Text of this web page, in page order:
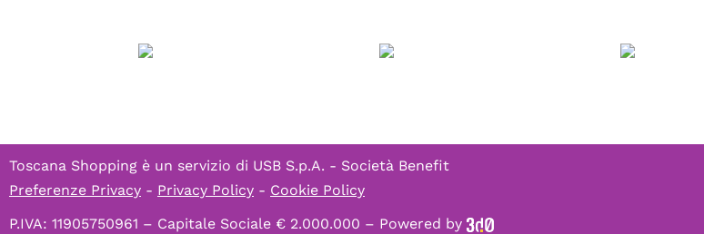
Toscana Shopping è un servizio di USB S.p.A. - Società Benefit
Preferenze Privacy - Privacy Policy - Cookie Policy
P.IVA: 11905750961 – Capitale Sociale € 2.000.000 – Powered by